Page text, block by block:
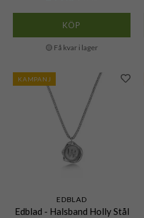
KÖP
🟡 Få kvar i lager
KAMPANJ
EDBLAD
Edblad - Halsband Holly Stål